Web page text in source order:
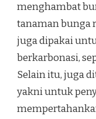
menghambat
tanaman bunga
juga dipakai
berkarbonasi,
Selain itu, juga
yakni untuk